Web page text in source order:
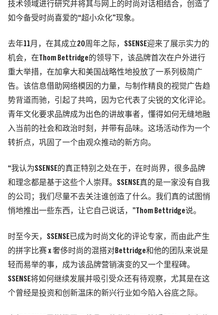
技术领域进行研究并将其与网上的时尚对话相结合，创造了
如今备受时尚喜爱的“超小众化”现象。
去年11月，在其成立20周年之际，SSENSE迎来了展示实力的
机会，在Thom Bettridge的领导下，该品牌首次在户外进行
重大举措，在加拿大和美国战略性地投放了一系列极简广
告。该信息借助网络模因的力量，与制作精良的视觉广告趋
势背道而驰，引起了共鸣，因为它代表了尖锐的文化评论。
青年文化要求品牌成为出色的讲故事者，懂得如何无缝地融
入当前的社会和政治时刻，并带有品味。这场活动作为一个
转折点，巩固了一个由观众推动的新方向。
“我认为SSENSE的真正特别之处在于，在时尚界，很多品牌
和理念都是基于这些个人崇拜。SSENSE真的是一家没有自我
的公司；我们尽量不去关注谁创造了什么。我们真的试图悄
悄地推出一些东西，让它自己说话，”Thom Bettridge说。
时至今天，SSENSE已成为时尚文化的评论专家，而由此产生
的拼字比赛 x 奢侈时尚的混搭对Bettridge和他的团队来说是
轻而易举的事，成为该品牌营销演变的又一个里程碑。
SSENSE将如何继续发展并吸引受众还有待观察，尤其是在这
个曾经是投资和创新温床的新兴行业如今陷入谷底之际。